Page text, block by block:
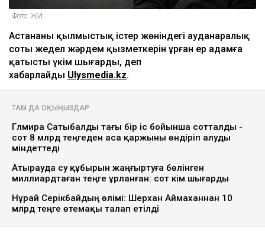
Фото: ЖИ
Астананың қылмыстық істер жөніндегі ауданаралық
соты жедел жәрдем қызметкерін ұрған ер адамға
қатысты үкім шығарды, деп
хабарлайды Ulysmedia.kz.
ТАҒЫ ДА ОҚЫҢЫЗДАР
Гүлмира Сатыбалды тағы бір іс бойынша сотталды -
сот 8 млрд теңгеден аса қаржыны өндіріп алуды
міндеттеді
Атырауда су құбырын жаңғыртуға бөлінген
миллиардтаған теңге ұрланған: сот үкім шығарды
Нұрай Серікбайдың өлімі: Шерхан Аймаханнан 10
млрд теңге өтемақы талап етілді